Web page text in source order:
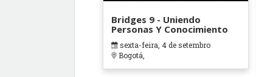
Bridges 9 - Uniendo
Personas Y Conocimiento
sexta-feira, 4 de setembro
Bogotá,